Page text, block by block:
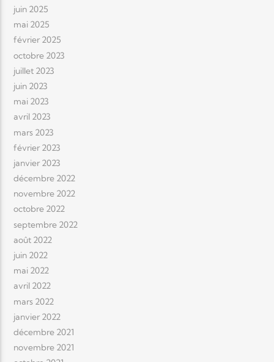
juin 2025
mai 2025
février 2025
octobre 2023
juillet 2023
juin 2023
mai 2023
avril 2023
mars 2023
février 2023
janvier 2023
décembre 2022
novembre 2022
octobre 2022
septembre 2022
août 2022
juin 2022
mai 2022
avril 2022
mars 2022
janvier 2022
décembre 2021
novembre 2021